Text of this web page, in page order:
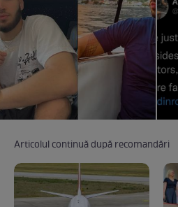
Articolul continuă după recomandări